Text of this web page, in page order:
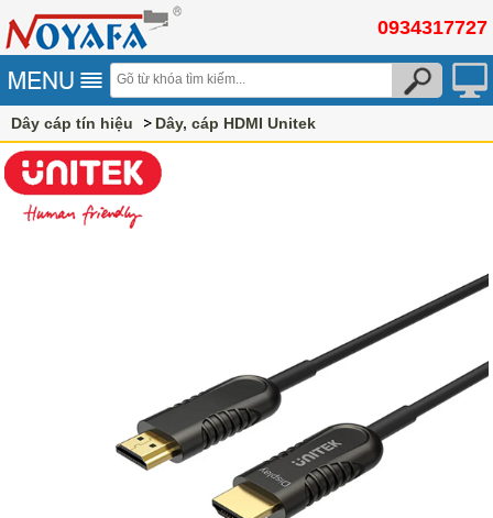
0934317727
Dây cáp tín hiệu Dây, cáp HDMI Unitek